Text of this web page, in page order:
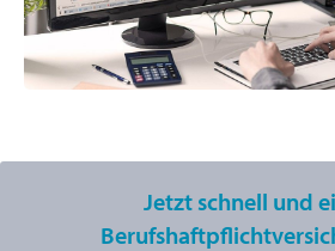
Jetzt schnell und